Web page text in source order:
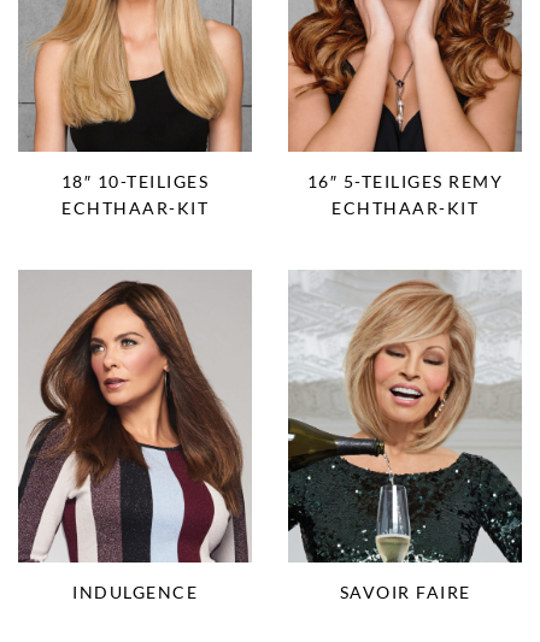
18″ 10-TEILIGES
ECHTHAAR-KIT
16″ 5-TEILIGES REMY
ECHTHAAR-KIT
INDULGENCE SAVOIR FAIRE